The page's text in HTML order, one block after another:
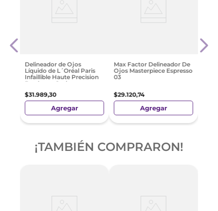
Delineador de Ojos
Líquido de L´Oréal Paris
Infaillible Haute Precision
Bordeaux Cashmere
$31.989,30
Agregar
Max Factor Delineador De
Ojos Masterpiece Espresso
03
$29.120,74
Agregar
¡TAMBIÉN COMPRARON!